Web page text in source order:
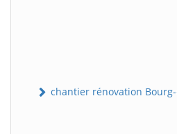
chantier rénovation